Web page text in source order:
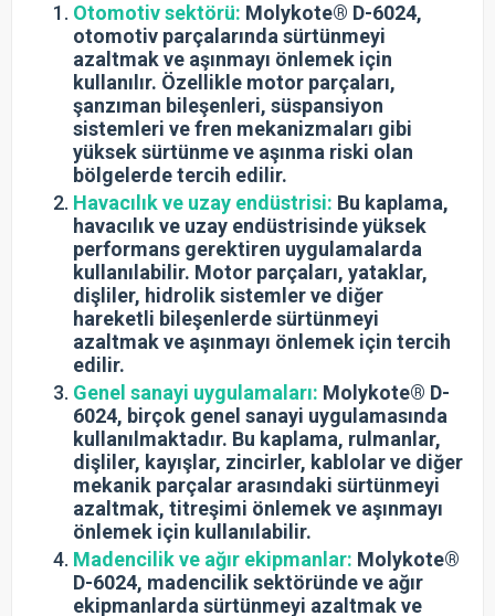
Otomotiv sektörü: Molykote® D-6024,
otomotiv parçalarında sürtünmeyi
azaltmak ve aşınmayı önlemek için
kullanılır. Özellikle motor parçaları,
şanzıman bileşenleri, süspansiyon
sistemleri ve fren mekanizmaları gibi
yüksek sürtünme ve aşınma riski olan
bölgelerde tercih edilir.
Havacılık ve uzay endüstrisi: Bu kaplama,
havacılık ve uzay endüstrisinde yüksek
performans gerektiren uygulamalarda
kullanılabilir. Motor parçaları, yataklar,
dişliler, hidrolik sistemler ve diğer
hareketli bileşenlerde sürtünmeyi
azaltmak ve aşınmayı önlemek için tercih
edilir.
Genel sanayi uygulamaları: Molykote® D-
6024, birçok genel sanayi uygulamasında
kullanılmaktadır. Bu kaplama, rulmanlar,
dişliler, kayışlar, zincirler, kablolar ve diğer
mekanik parçalar arasındaki sürtünmeyi
azaltmak, titreşimi önlemek ve aşınmayı
önlemek için kullanılabilir.
Madencilik ve ağır ekipmanlar: Molykote®
D-6024, madencilik sektöründe ve ağır
ekipmanlarda sürtünmeyi azaltmak ve